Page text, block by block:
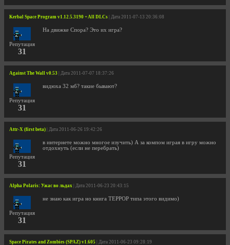
Kerbal Space Program v1.12.5.3190 + All DLCs | Дата 2011-07-13 20:36:08
Репутация
31
На движке Спора? Это их игра?
Against The Wall v0.53 | Дата 2011-07-07 18:37:26
Репутация
31
видюха 32 мб? такие бывают?
Attr-X (first beta) | Дата 2011-06-26 19:42:26
Репутация
31
в интернете можно многое изучить) А за компом играя в игру можно
отдохнуть (если не перебрать)
Alpha Polaris: Ужас во льдах | Дата 2011-06-23 20:43:15
Репутация
31
не знаю как игра но книга ТЕРРОР типа этого видимо)
Space Pirates and Zombies (SPAZ) v1.605 | Дата 2011-06-23 09:28:19